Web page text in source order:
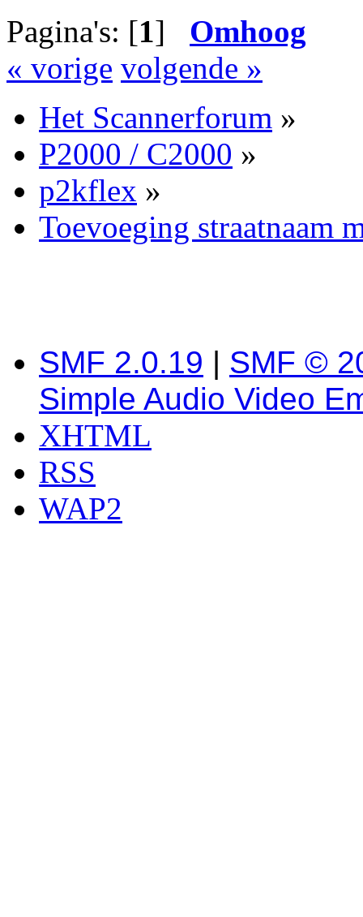
Pagina's: [1] Omhoog
« vorige volgende »
Het Scannerforum »
P2000 / C2000 »
p2kflex »
Toevoeging straatnaam
SMF 2.0.19 | SMF ©
Simple Audio Video
XHTML
RSS
WAP2